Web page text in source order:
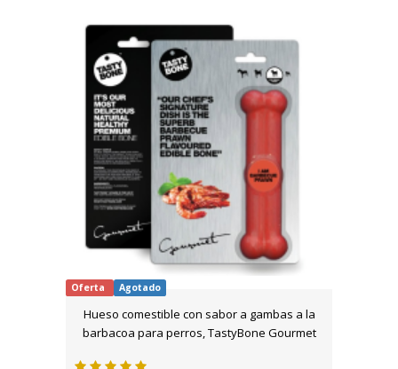
Oferta Agotado
Hueso comestible con sabor a gambas a la
barbacoa para perros, TastyBone Gourmet